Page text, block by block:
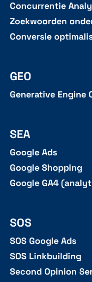
Concurrentie
Zoekwoorden
Conversie
GEO
Generative Engine
SEA
Google Ads
Google Shopping
Google GA4
SOS
SOS Google Ads
SOS Linkbuilding
Second Opinion